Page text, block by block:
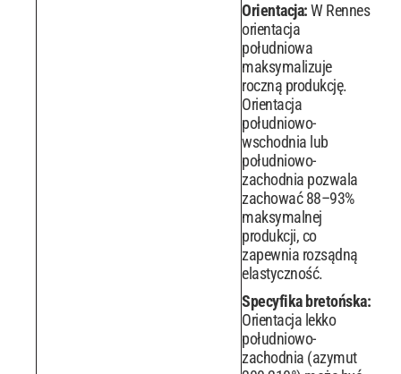
Orientacja:W Rennes
orientacja
południowa
maksymalizuje
roczną produkcję.
Orientacja
południowo-
wschodnia lub
południowo-
zachodnia pozwala
zachować 88–93%
maksymalnej
produkcji, co
zapewnia rozsądną
elastyczność.
Specyfika bretońska:
Orientacja lekko
południowo-
zachodnia (azymut